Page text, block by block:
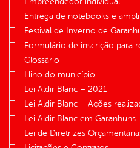
Entrega de notebooks e
Festival de Inverno de
Formulário de inscrição para
Glossário
Hino do município
Lei Aldir Blanc – 2021
Lei Aldir Blanc – Ações
Lei Aldir Blanc em Garanhuns
Lei de Diretrizes